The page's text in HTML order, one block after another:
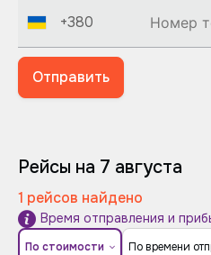
+380
Отправить
Рейсы на 7 августа
1 рейсов найдено
Время отправления и
По стоимости По времени